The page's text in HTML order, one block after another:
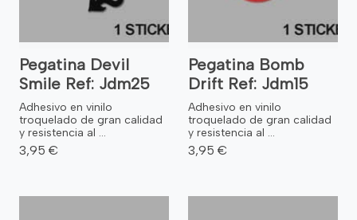
Pegatina Devil
Smile Ref: Jdm25
Adhesivo en vinilo
troquelado de gran calidad
y resistencia al ...
3,95 €
Pegatina Bomb
Drift Ref: Jdm15
Adhesivo en vinilo
troquelado de gran calidad
y resistencia al ...
3,95 €